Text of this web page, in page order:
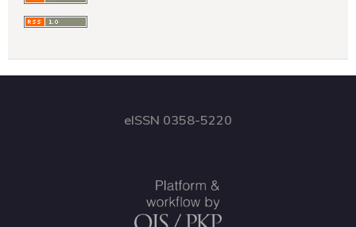
eISSN 0358-5220